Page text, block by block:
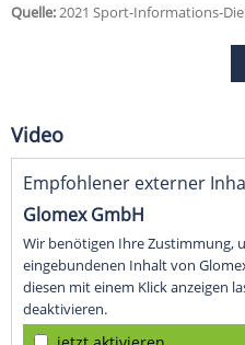
Quelle:2021 Sport-Informations-
Video
Empfohlener externer
Glomex GmbH
Wir benötigen Ihre Zustimmung,
eingebundenen Inhalt von
diesen mit einem Klick anzeigen
deaktivieren.